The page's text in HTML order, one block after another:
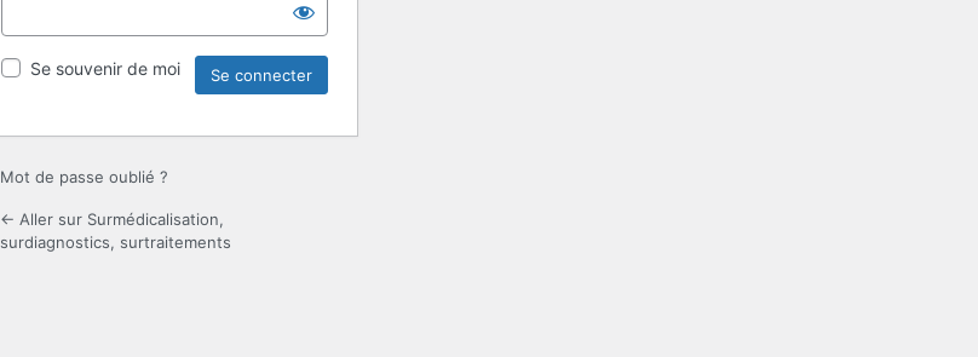
Se souvenir de moi
Mot de passe oublié ?
← Aller sur Surmédicalisation,
surdiagnostics, surtraitements